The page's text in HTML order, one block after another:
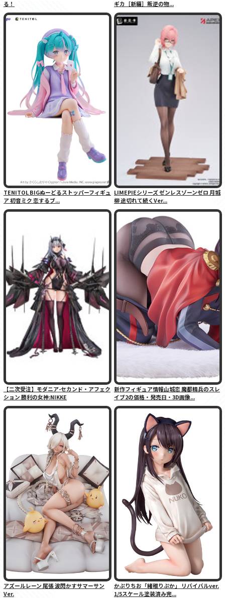
る！
ギカ［新編］叛逆の物...
TENITOL BIGぬーどるストッパーフィギュ
ア 初音ミク 恋するブ...
LIMEPIEシリーズ ゼンレスゾーンゼロ 月城
柳 途切れて続くVer...
【二次受注】モダニア-セカンド・アフェク
ション 勝利の女神:NIKKE
新作フィギュア情報山城恋 魔都精兵のスレ
イブ2の価格・発売日・3D画像...
アズールレーン 尾張 波閃かすサマーサン
Ver.
かぷりちお「緒稚りぷか」 リバイバルver.
1/5スケール塗装済み完...